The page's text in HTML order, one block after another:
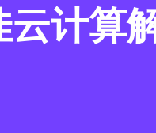
计算